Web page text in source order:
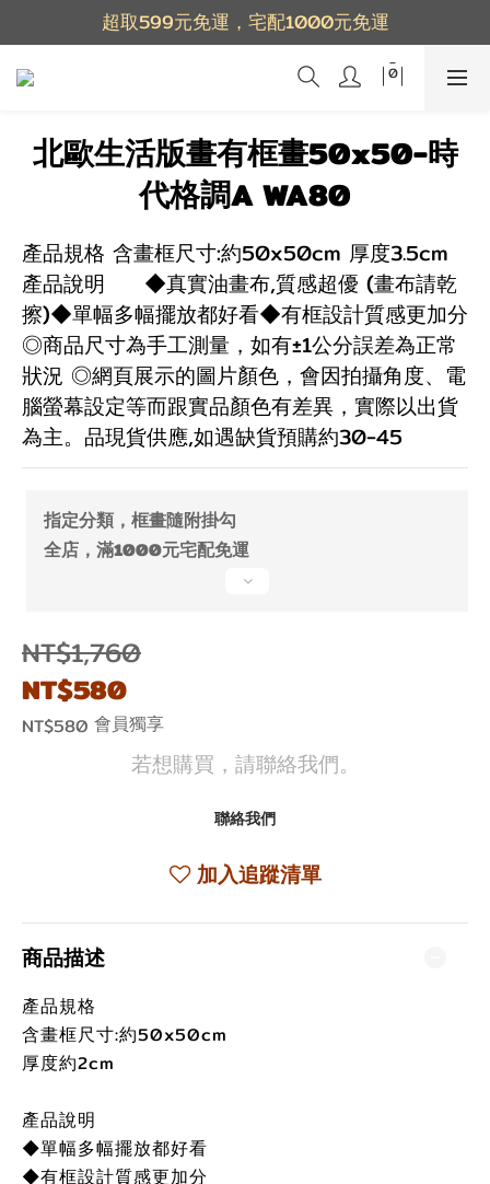
超取599元免運，宅配1000元免運
北歐生活版畫有框畫50x50-時
代格調A WA80
產品規格 含畫框尺寸:約50x50cm 厚度3.5cm
產品說明	◆真實油畫布,質感超優 (畫布請乾
擦)◆單幅多幅擺放都好看◆有框設計質感更加分
◎商品尺寸為手工測量，如有±1公分誤差為正常
狀況 ◎網頁展示的圖片顏色，會因拍攝角度、電
腦螢幕設定等而跟實品顏色有差異，實際以出貨
為主。品現貨供應,如遇缺貨預購約30-45
指定分類，框畫隨附掛勾
全店，滿1000元宅配免運
NT$1,760
NT$580
NT$580 會員獨享
若想購買，請聯絡我們。
聯絡我們
加入追蹤清單
商品描述
產品規格
含畫框尺寸:約50x50cm
厚度約2cm
產品說明
◆單幅多幅擺放都好看
◆有框設計質感更加分